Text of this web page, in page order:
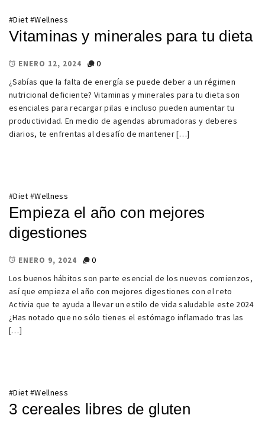
#Diet #Wellness
Vitaminas y minerales para tu dieta
ENERO 12, 2024
0
¿Sabías que la falta de energía se puede deber a un régimen
nutricional deficiente? Vitaminas y minerales para tu dieta son
esenciales para recargar pilas e incluso pueden aumentar tu
productividad. En medio de agendas abrumadoras y deberes
diarios, te enfrentas al desafío de mantener […]
#Diet #Wellness
Empieza el año con mejores
digestiones
ENERO 9, 2024
0
Los buenos hábitos son parte esencial de los nuevos comienzos,
así que empieza el año con mejores digestiones con el reto
Activia que te ayuda a llevar un estilo de vida saludable este 2024
¿Has notado que no sólo tienes el estómago inflamado tras las
[…]
#Diet #Wellness
3 cereales libres de gluten